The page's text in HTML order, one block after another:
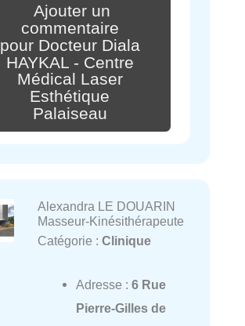
Ajouter un
commentaire
pour Docteur Diala
HAYKAL - Centre
Médical Laser
Esthétique
Palaiseau
Alexandra LE DOUARIN
Masseur-Kinésithérapeute
Catégorie : Clinique
Adresse : 6 Rue
Pierre-Gilles de